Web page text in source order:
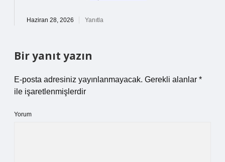
Haziran 28, 2026 Yanıtla
Bir yanıt yazın
E-posta adresiniz yayınlanmayacak. Gerekli alanlar *
ile işaretlenmişlerdir
Yorum